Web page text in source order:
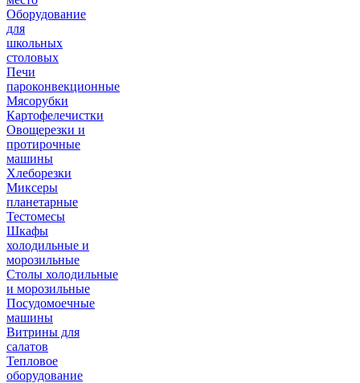
Оборудование
для
школьных
столовых
Печи
пароконвекционные
Мясорубки
Картофелечистки
Овощерезки и
протирочные
машины
Хлеборезки
Миксеры
планетарные
Тестомесы
Шкафы
холодильные и
морозильные
Столы холодильные
и морозильные
Посудомоечные
машины
Витрины для
салатов
Тепловое
оборудование